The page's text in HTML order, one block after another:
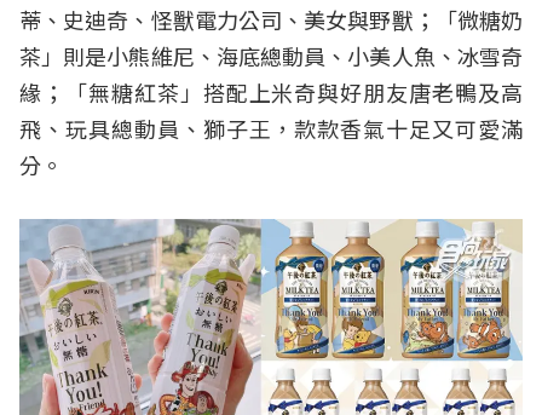
蒂、史迪奇、怪獸電力公司、美女與野獸；「微糖奶
茶」則是小熊維尼、海底總動員、小美人魚、冰雪奇
緣；「無糖紅茶」搭配上米奇與好朋友唐老鴨及高
飛、玩具總動員、獅子王，款款香氣十足又可愛滿
分。